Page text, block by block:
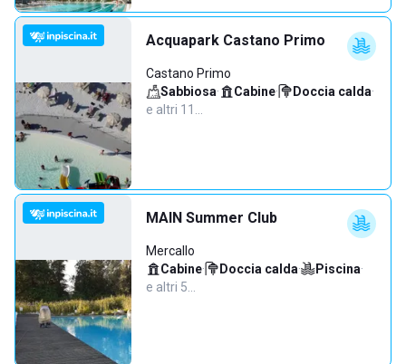
Acquapark Castano Primo
Castano Primo
Sabbiosa· Cabine· Doccia calda·
e altri 11…
MAIN Summer Club
Mercallo
Cabine· Doccia calda· Piscina·
e altri 5…